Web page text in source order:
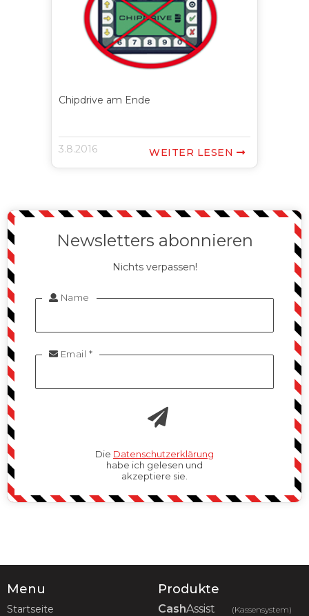
Chipdrive am Ende
3.8.2016 WEITER LESEN 
Newsletters abonnieren
Nichts verpassen!
 Name
 Email *
Die Datenschutzerklärung
habe ich gelesen und
akzeptiere sie.
Menu
Startseite
Produkte
CashAssist (Kassensystem)